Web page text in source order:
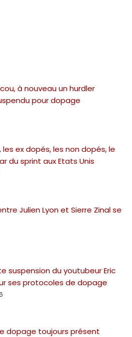
à nouveau un hurdler
pour dopage
les ex dopés, les non dopés, le
du sprint aux Etats Unis
Julien Lyon et Sierre Zinal se
suspension du youtubeur Eric
ses protocoles de dopage
dopage toujours présent